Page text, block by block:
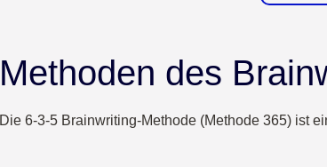
Methoden des
Die 6-3-5 Brainwriting-Methode (Methode 365) ist